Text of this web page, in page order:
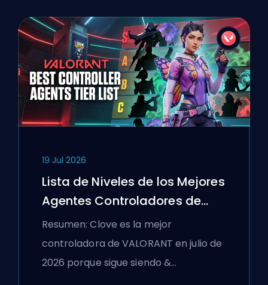
19 Jul 2026
Lista de Niveles de los Mejores
Agentes Controladores de
VALORANT
Resumen: Clove es la mejor
controladora de VALORANT en julio de
2026 porque sigue siendo &…